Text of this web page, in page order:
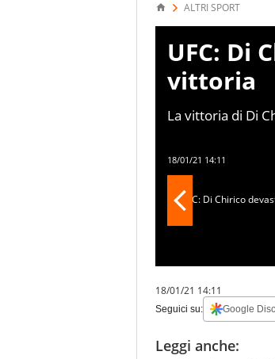
ALTRI SPORT
UFC: Di
vittoria
La vittoria di Di
18/01/21 14:11
18/01/21 14:11
Seguici su: Google
Leggi anche: